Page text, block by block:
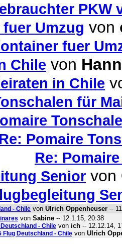
PKW
Umzug von
fuer
Chile von
in Chile
für
Re: Pomaire
Re:
Senior von
- Chile von Ulrich Oppenheuser --
von Sabine -- 12.1.15, 20:38
- Chile von ich -- 12.12.14,
Flug Deutschland - Chile von Ulrich